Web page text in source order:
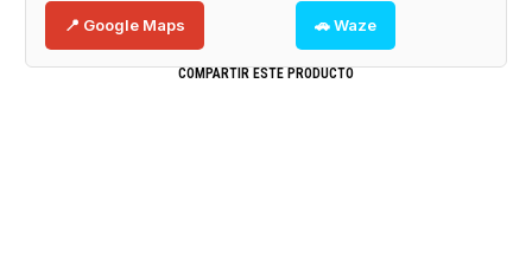
📍 Google Maps 🚗 Waze
COMPARTIR ESTE PRODUCTO